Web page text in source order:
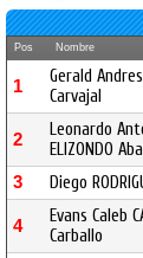
Pos Nombre
1
Gerald Andres
Carvajal
2
Leonardo
ELIZONDO
3 Diego
4
Evans Caleb
Carballo